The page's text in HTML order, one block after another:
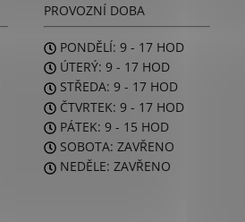
PROVOZNÍ DOBA
PONDĚLÍ: 9 - 17 HOD
ÚTERÝ: 9 - 17 HOD
STŘEDA: 9 - 17 HOD
ČTVRTEK: 9 - 17 HOD
PÁTEK: 9 - 15 HOD
SOBOTA: ZAVŘENO
NEDĚLE: ZAVŘENO